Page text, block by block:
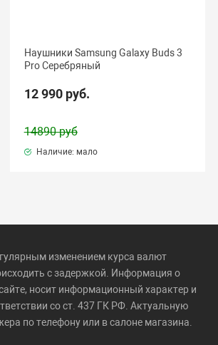
Наушники Samsung Galaxy Buds 3
Pro Серебряный
12 990 руб.
14890 руб
Наличие: мало
изменением курса валют
с задержкой. Информация о
носит информационный характер и
со ст. 437 ГК РФ. Актуальную
по телефону или в салоне магазина.